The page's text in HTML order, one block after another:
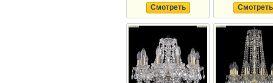
Смотреть Смотреть